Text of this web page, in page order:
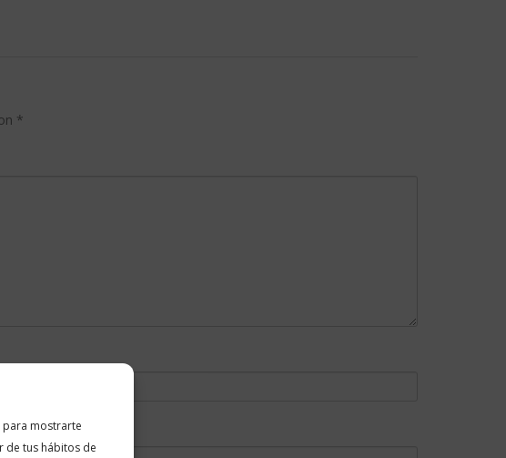
para mostrarte
de tus hábitos de
*